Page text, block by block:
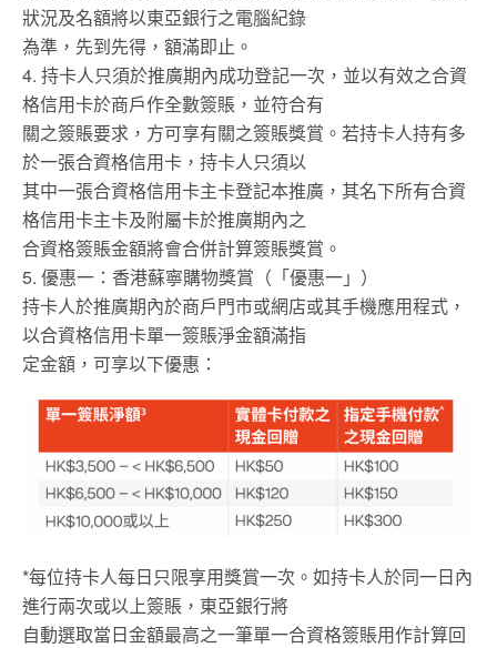
狀況及名額將以東亞銀行之電腦紀錄
為準，先到先得，額滿即止。
4. 持卡人只須於推廣期內成功登記一次，並以有效之合資
格信用卡於商戶作全數簽賬，並符合有
關之簽賬要求，方可享有關之簽賬獎賞。若持卡人持有多
於一張合資格信用卡，持卡人只須以
其中一張合資格信用卡主卡登記本推廣，其名下所有合資
格信用卡主卡及附屬卡於推廣期內之
合資格簽賬金額將會合併計算簽賬獎賞。
5. 優惠一：香港蘇寧購物獎賞（「優惠一」）
持卡人於推廣期內於商戶門市或網店或其手機應用程式，
以合資格信用卡單一簽賬淨金額滿指
定金額，可享以下優惠：
*每位持卡人每日只限享用獎賞一次。如持卡人於同一日內
進行兩次或以上簽賬，東亞銀行將
自動選取當日金額最高之一筆單一合資格簽賬用作計算回